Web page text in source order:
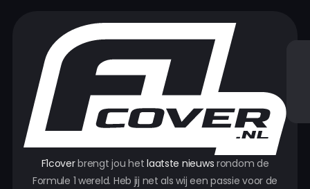
F1coverbrengt jou hetlaatste nieuws rondom de
Formule 1 wereld. Heb jij net als wij een passie voor de